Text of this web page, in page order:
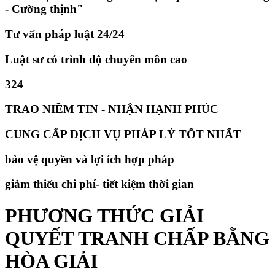
- Cường thịnh"
Tư vấn pháp luật 24/24
Luật sư có trình độ chuyên môn cao
324
TRAO NIỀM TIN - NHẬN HẠNH PHÚC
CUNG CẤP DỊCH VỤ PHÁP LÝ TỐT NHẤT
bảo vệ quyền và lợi ích hợp pháp
giảm thiếu chi phí- tiết kiệm thời gian
PHƯƠNG THỨC GIẢI
QUYẾT TRANH CHẤP BẰNG
HÒA GIẢI